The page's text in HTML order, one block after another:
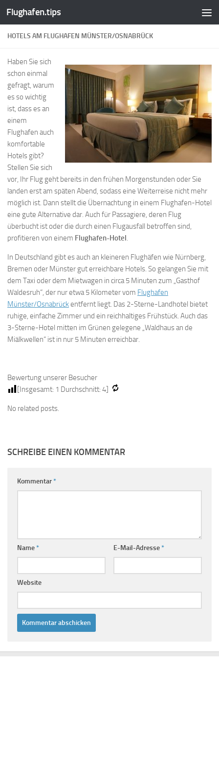
Zum Inhalt springen
Flughafen.tips
HOTELS AM FLUGHAFEN MÜNSTER/OSNABRÜCK
Haben Sie sich
schon einmal
gefragt, warum
es so wichtig
ist, dass es an
einem
Flughafen auch
komfortable
Hotels gibt?
Stellen Sie sich
vor, Ihr Flug geht bereits in den frühen Morgenstunden oder Sie
landen erst am späten Abend, sodass eine Weiterreise nicht mehr
möglich ist. Dann stellt die Übernachtung in einem Flughafen-Hotel
eine gute Alternative dar. Auch für Passagiere, deren Flug
überbucht ist oder die durch einen Flugausfall betroffen sind,
profitieren von einem Flughafen-Hotel.
In Deutschland gibt es auch an kleineren Flughäfen wie Nürnberg,
Bremen oder Münster gut erreichbare Hotels. So gelangen Sie mit
dem Taxi oder dem Mietwagen in circa 5 Minuten zum „Gasthof
Waldesruh“, der nur etwa 5 Kilometer vom Flughafen
Münster/Osnabrückentfernt liegt. Das 2-Sterne-Landhotel bietet
ruhige, einfache Zimmer und ein reichhaltiges Frühstück. Auch das
3-Sterne-Hotel mitten im Grünen gelegene „Waldhaus an de
Miälkwellen“ ist in nur 5 Minuten erreichbar.
Bewertung unserer Besucher
[Insgesamt: 1 Durchschnitt: 4]
No related posts.
SCHREIBE EINEN KOMMENTAR
Kommentar*
Name* E-Mail-Adresse*
Website